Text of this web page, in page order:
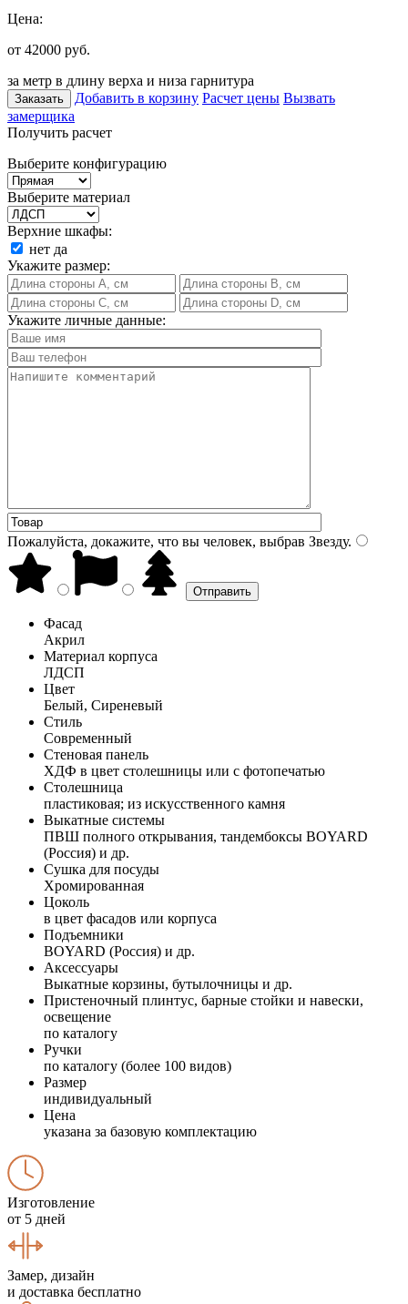
Цена:
от 42000 руб.
за метр в длину верха и низа гарнитура
Заказать Добавить в корзину Расчет цены Вызвать
замерщика
Получить расчет
Выберите конфигурацию
Выберите материал
Верхние шкафы:
нет да
Укажите размер:
Укажите личные данные:
Пожалуйста, докажите, что вы человек, выбрав Звезду.
Фасад
Акрил
Материал корпуса
ЛДСП
Цвет
Белый, Сиреневый
Стиль
Современный
Стеновая панель
ХДФ в цвет столешницы или с фотопечатью
Столешница
пластиковая; из искусственного камня
Выкатные системы
ПВШ полного открывания, тандембоксы BOYARD
(Россия) и др.
Сушка для посуды
Хромированная
Цоколь
в цвет фасадов или корпуса
Подъемники
BOYARD (Россия) и др.
Аксессуары
Выкатные корзины, бутылочницы и др.
Пристеночный плинтус, барные стойки и навески,
освещение
по каталогу
Ручки
по каталогу (более 100 видов)
Размер
индивидуальный
Цена
указана за базовую комплектацию
Изготовление
от 5 дней
Замер, дизайн
и доставка бесплатно